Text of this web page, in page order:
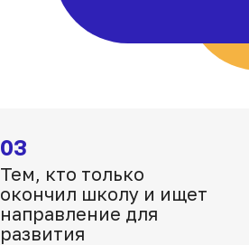
03
Тем, кто только
окончил школу и ищет
направление для
развития